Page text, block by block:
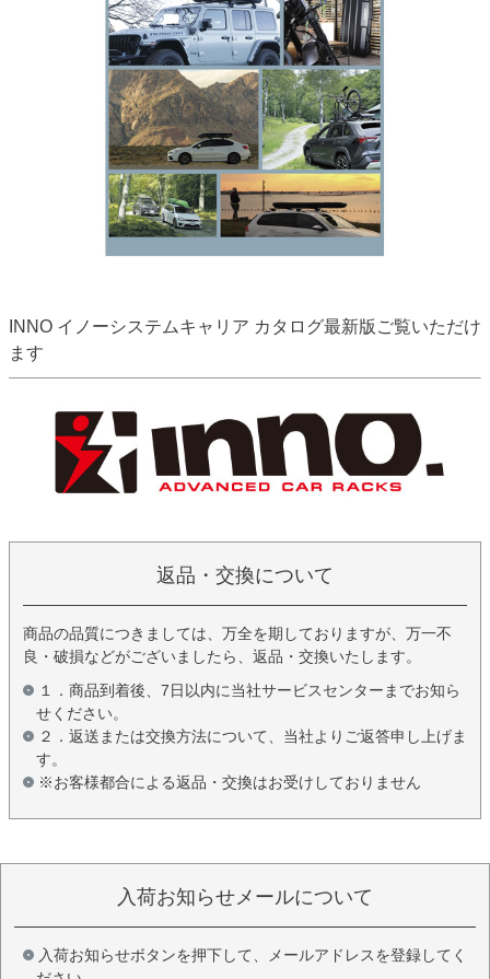
INNO イノーシステムキャリア カタログ最新版ご覧いただけ
ます
返品・交換について
商品の品質につきましては、万全を期しておりますが、万一不
良・破損などがございましたら、返品・交換いたします。
１．商品到着後、7日以内に当社サービスセンターまでお知ら
せください。
２．返送または交換方法について、当社よりご返答申し上げま
す。
※お客様都合による返品・交換はお受けしておりません
入荷お知らせメールについて
入荷お知らせボタンを押下して、メールアドレスを登録してく